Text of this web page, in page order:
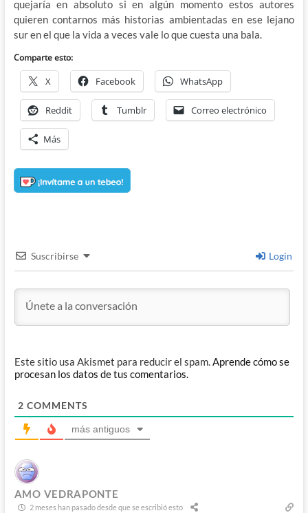
quejaría en absoluto si en algún momento estos autores
quieren contarnos más historias ambientadas en ese lejano
sur en el que la vida a veces vale lo que cuesta una bala.
Comparte esto:
X Facebook WhatsApp
Reddit Tumblr Correo electrónico
Más
Suscribirse Login
Este sitio usa Akismet para reducir el spam.Aprende cómo se
procesan los datos de tus comentarios.
2 COMMENTS
más antiguos
AMO VEDRAPONTE
2 meses han pasado desde que se escribió esto